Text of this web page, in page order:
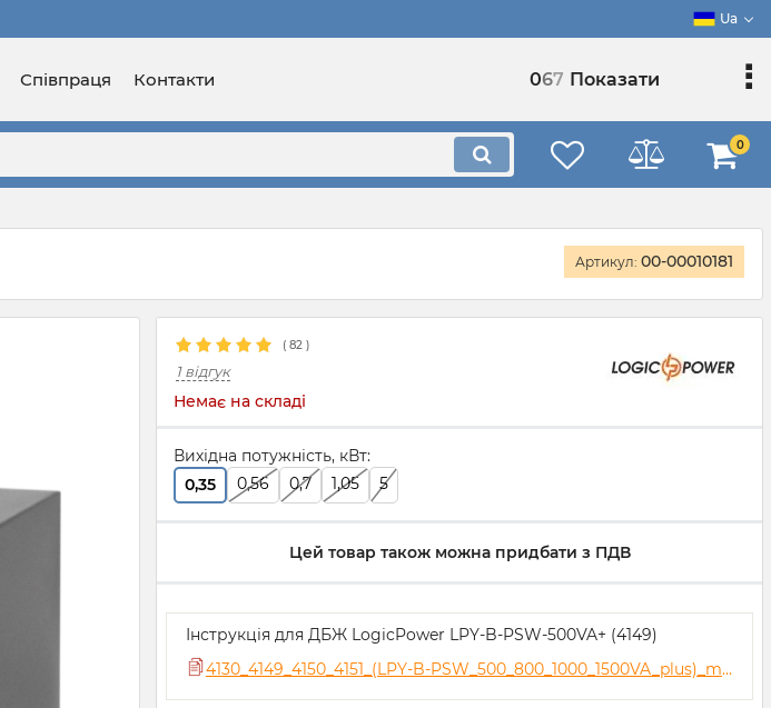
Ua
Співпраця Контакти 067 Показати
0
Артикул: 00-00010181
( 82 )
1 відгук
Немає на складі
Вихідна потужність, кВт:
0,35
0,56 0,7 1,05 5
Цей товар також можна придбати з ПДВ
Інструкція для ДБЖ LogicPower LPY-B-PSW-500VA+ (4149)
4130_4149_4150_4151_(LPY-B-PSW_500_800_1000_1500VA_plus)_manual.pdf